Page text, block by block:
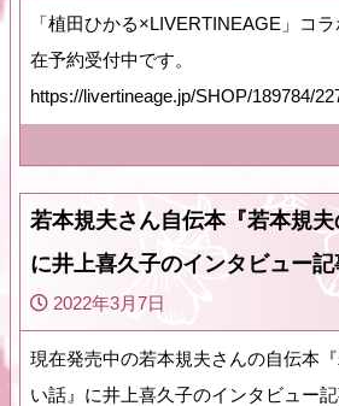
「植田ひかる×LIVERTINEAGE」コ
在予約受付中です。
https://livertineage.jp/SHOP/189784/
若本規夫さん自伝本『若本規夫
に井上喜久子のインタビュー
2022年3月7日
現在発売中の若本規夫さんの自伝本
い話』に井上喜久子のインタビュー